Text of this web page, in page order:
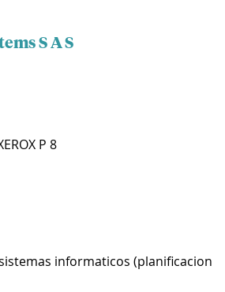
S A S
P 8
informaticos (planificacion